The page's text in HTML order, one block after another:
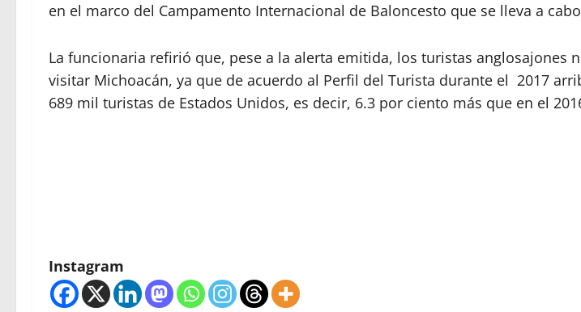
en el marco del Campamento Internacional de Baloncesto que se lleva a
La funcionaria refirió que, pese a la alerta emitida, los turistas anglosajones
visitar Michoacán, ya que de acuerdo al Perfil del Turista durante el 2017
689 mil turistas de Estados Unidos, es decir, 6.3 por ciento más que en el
Instagram